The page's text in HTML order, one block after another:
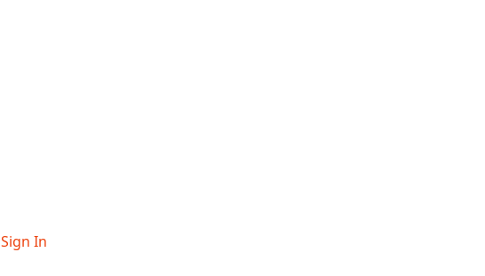
Sign In